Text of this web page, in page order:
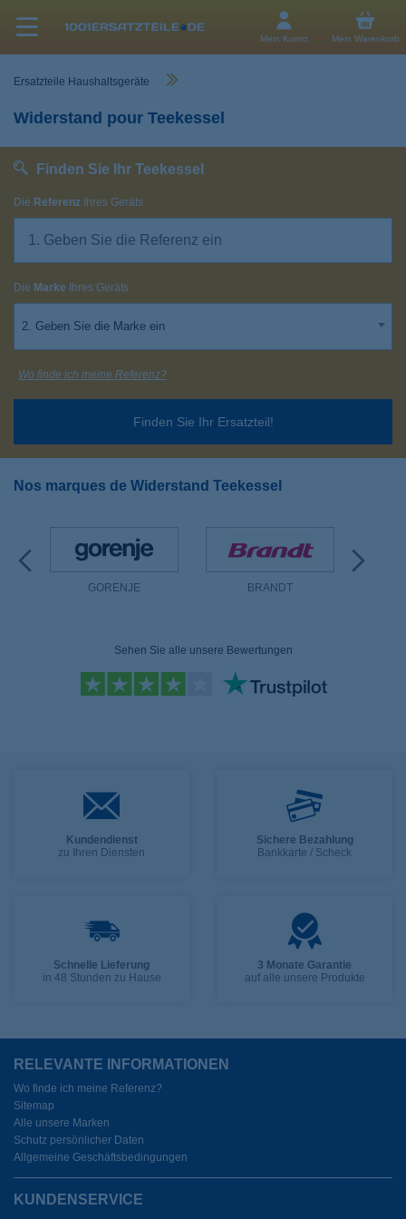
Mein Konto Mein Warenkorb
Ersatzteile Haushaltsgeräte
Widerstand pour Teekessel
Finden Sie Ihr Teekessel
Die Referenz Ihres Geräts
Die Marke Ihres Geräts
2. Geben Sie die Marke ein
Finden Sie Ihr Ersatzteil!
Wo finde ich meine Referenz?
Nos marques de Widerstand Teekessel
GORENJE BRANDT
Sehen Sie alle unsere Bewertungen
Kundendienst
zu Ihren Diensten
Sichere Bezahlung
Bankkarte / Scheck
Schnelle Lieferung
in 48 Stunden zu Hause
3 Monate Garantie
auf alle unsere Produkte
RELEVANTE INFORMATIONEN
Wo finde ich meine Referenz?
Sitemap
Alle unsere Marken
Schutz persönlicher Daten
Allgemeine Geschäftsbedingungen
KUNDENSERVICE